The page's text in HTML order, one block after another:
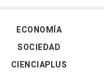
ECONOMÍA
SOCIEDAD
CIENCIAPLUS